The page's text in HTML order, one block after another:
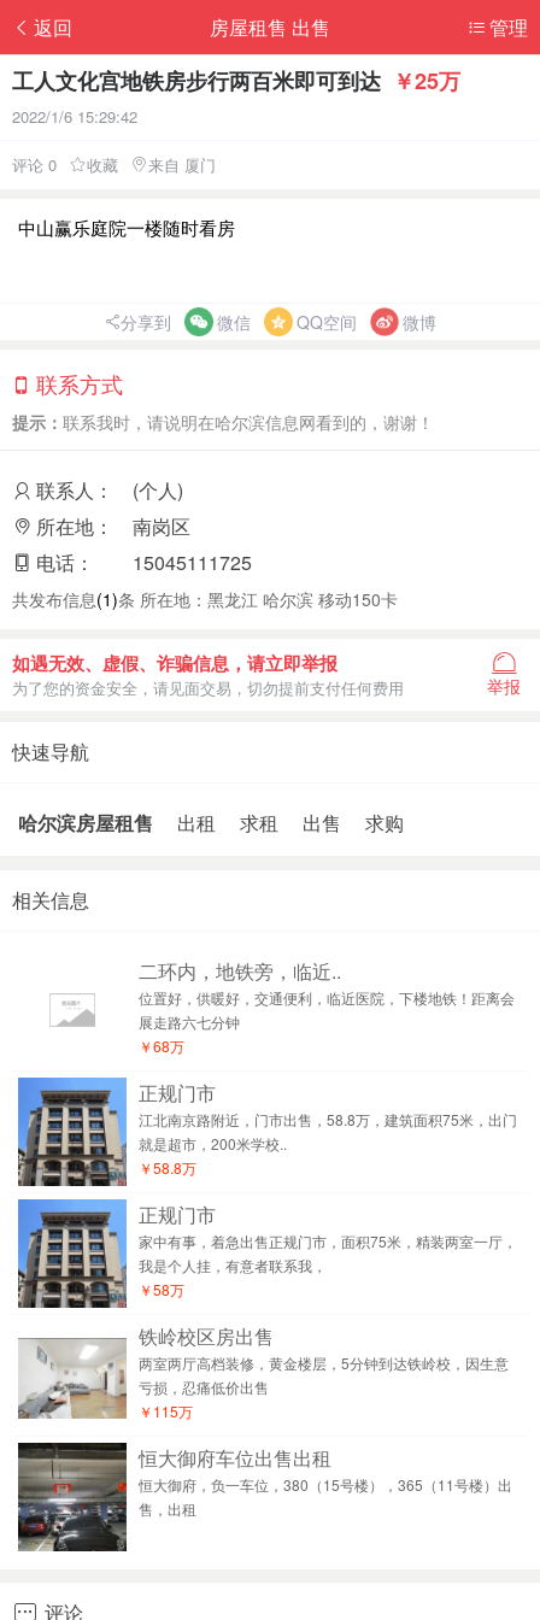
返回 管理
房屋租售 出售
工人文化宫地铁房步行两百米即可到达 ￥25万
2022/1/6 15:29:42
评论 0 收藏 来自 厦门
中山赢乐庭院一楼随时看房
分享到 微信 QQ空间 微博
联系方式
提示： 联系我时，请说明在哈尔滨信息网看到的，谢谢！
联系人：
(个人)
所在地：
南岗区
电话：
15045111725
共发布信息(1)条 所在地：黑龙江 哈尔滨 移动150卡
如遇无效、虚假、诈骗信息，请立即举报
为了您的资金安全，请见面交易，切勿提前支付任何费用 举报
快速导航
哈尔滨房屋租售 出租 求租 出售 求购
相关信息
二环内，地铁旁，临近..
位置好，供暖好，交通便利，临近医院，下楼地铁！距离会
展走路六七分钟
￥68万
正规门市
江北南京路附近，门市出售，58.8万，建筑面积75米，出门
就是超市，200米学校..
￥58.8万
正规门市
家中有事，着急出售正规门市，面积75米，精装两室一厅，
我是个人挂，有意者联系我，
￥58万
铁岭校区房出售
两室两厅高档装修，黄金楼层，5分钟到达铁岭校，因生意
亏损，忍痛低价出售
￥115万
恒大御府车位出售出租
恒大御府，负一车位，380（15号楼），365（11号楼）出
售，出租
 评论